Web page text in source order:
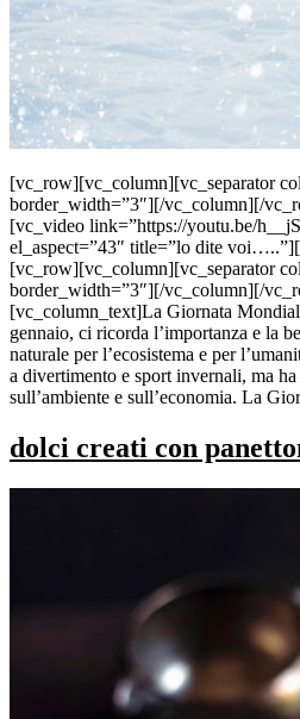
[vc_row][vc_column][vc_separator
border_width=”3″][/vc_column][/
[vc_video link=”https://youtu.be/
el_aspect=”43″ title=”lo dite
[vc_row][vc_column][vc_separator
border_width=”3″][/vc_column][/
[vc_column_text]La Giornata
gennaio, ci ricorda l’importanza e la
naturale per l’ecosistema e per
a divertimento e sport invernali, ma
sull’ambiente e sull’economia. La
dolci creati con